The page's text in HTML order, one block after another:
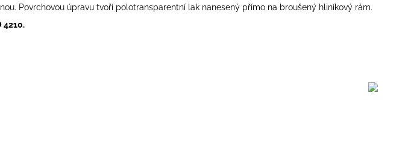
Povrchovou úpravu tvoří polotransparentní lak nanesený přímo na broušený hliníkový rám.
4210.